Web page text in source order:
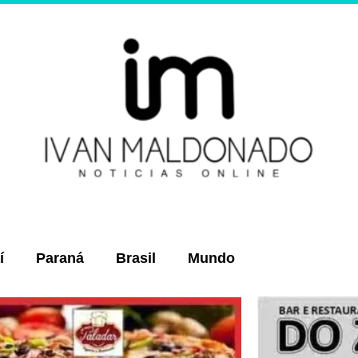
Paraná Brasil Mundo